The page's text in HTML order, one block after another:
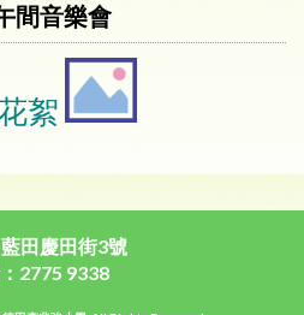
間音樂會
絮
田慶田街3號
2775 9338